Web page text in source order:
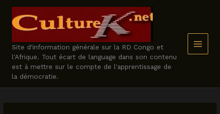
content
Site d'information générale sur la RD Congo et
l'Afrique. Tout écart de language dans son contenu
est à mettre sur le compte de l'apprentissage de
la démocratie.